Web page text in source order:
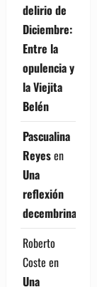
delirio de
Diciembre:
Entre la
opulencia y
la Viejita
Belén
Pascualina
Reyesen
Una
reflexión
decembrina
Roberto
Coste en
Una